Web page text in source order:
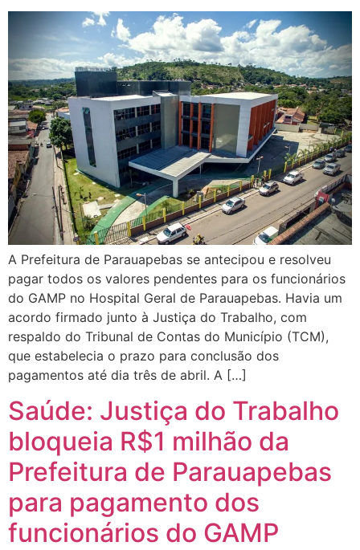
A Prefeitura de Parauapebas se antecipou e resolveu
pagar todos os valores pendentes para os funcionários
do GAMP no Hospital Geral de Parauapebas. Havia um
acordo firmado junto à Justiça do Trabalho, com
respaldo do Tribunal de Contas do Município (TCM),
que estabelecia o prazo para conclusão dos
pagamentos até dia três de abril. A […]
Saúde: Justiça do Trabalho
bloqueia R$1 milhão da
Prefeitura de Parauapebas
para pagamento dos
funcionários do GAMP